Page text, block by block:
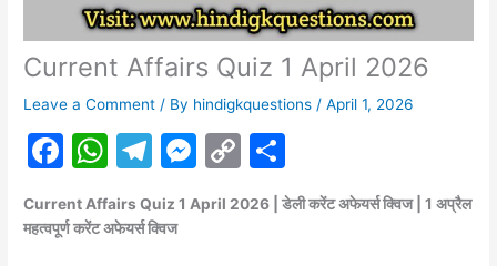
Current Affairs Quiz 1 April 2026
Leave a Comment / By hindigkquestions /April 1, 2026
F
c
W
at
T
e
M
s
C
p
h
ar
Current Affairs Quiz 1 April 2026 | डेली करेंट अफेयर्स क्विज | 1 अप्रैल
महत्वपूर्ण करेंट अफेयर्स क्विज